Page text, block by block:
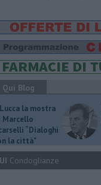
Qui Blog
la mostra
Marcello
“Dialoghi
la città"
Condoglianze